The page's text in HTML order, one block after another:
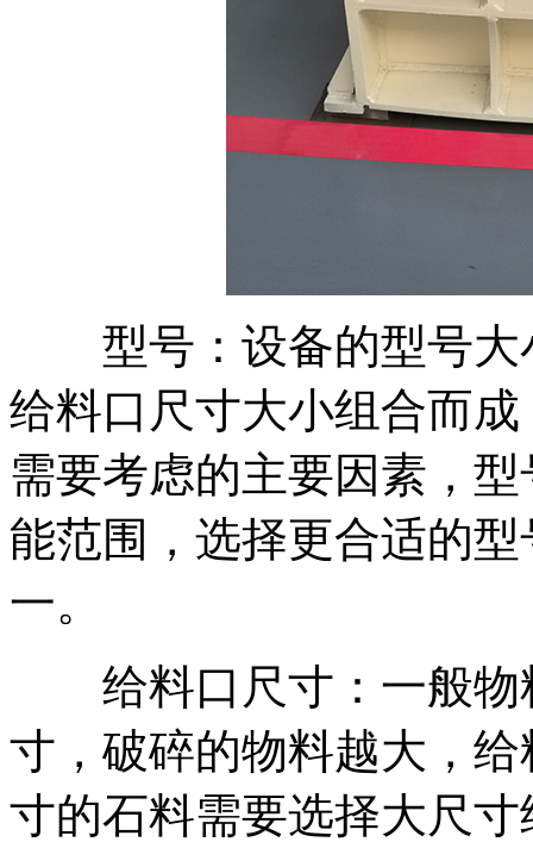
型号：设备的型号大
给料口尺寸大小组合而
需要考虑的主要因素，
能范围，选择更合适的
一。
给料口尺寸：一般物
寸，破碎的物料越大，
寸的石料需要选择大尺